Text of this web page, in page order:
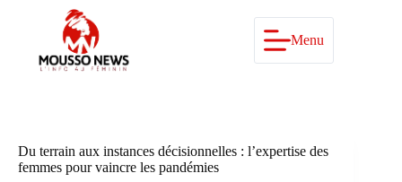
Menu
Du terrain aux instances décisionnelles : l’expertise des
femmes pour vaincre les pandémies